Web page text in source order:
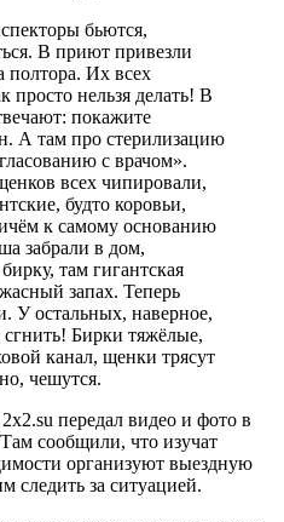
бьются,
В приют привезли
полтора. Их всех
просто нельзя делать! В
покажите
А там про стерилизацию
с врачом».
всех чипировали,
будто коровьи,
к самому основанию
забрали в дом,
там гигантская
запах. Теперь
У остальных, наверное,
Бирки тяжёлые,
канал, щенки трясут
чешутся.
передал видео и фото в
сообщили, что изучат
организуют выездную
следить за ситуацией.